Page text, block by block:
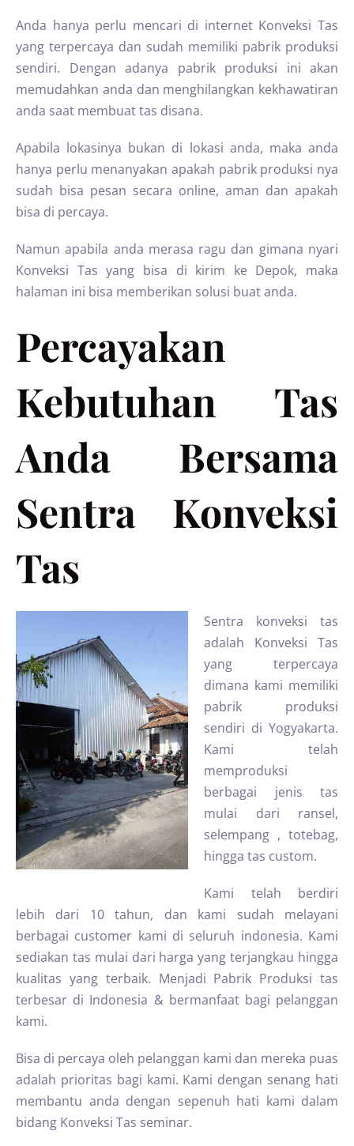
Anda hanya perlu mencari di internet Konveksi Tas
yang terpercaya dan sudah memiliki pabrik produksi
sendiri. Dengan adanya pabrik produksi ini akan
memudahkan anda dan menghilangkan kekhawatiran
anda saat membuat tas disana.
Apabila lokasinya bukan di lokasi anda, maka anda
hanya perlu menanyakan apakah pabrik produksi nya
sudah bisa pesan secara online, aman dan apakah
bisa di percaya.
Namun apabila anda merasa ragu dan gimana nyari
Konveksi Tas yang bisa di kirim ke Depok, maka
halaman ini bisa memberikan solusi buat anda.
Percayakan
Kebutuhan Tas
Anda Bersama
Sentra Konveksi
Tas
Sentra konveksi tas
adalah Konveksi Tas
yang terpercaya
dimana kami memiliki
pabrik produksi
sendiri di Yogyakarta.
Kami telah
memproduksi
berbagai jenis tas
mulai dari ransel,
selempang , totebag,
hingga tas custom.
Kami telah berdiri
lebih dari 10 tahun, dan kami sudah melayani
berbagai customer kami di seluruh indonesia. Kami
sediakan tas mulai dari harga yang terjangkau hingga
kualitas yang terbaik. Menjadi Pabrik Produksi tas
terbesar di Indonesia & bermanfaat bagi pelanggan
kami.
Bisa di percaya oleh pelanggan kami dan mereka puas
adalah prioritas bagi kami. Kami dengan senang hati
membantu anda dengan sepenuh hati kami dalam
bidang Konveksi Tas seminar.